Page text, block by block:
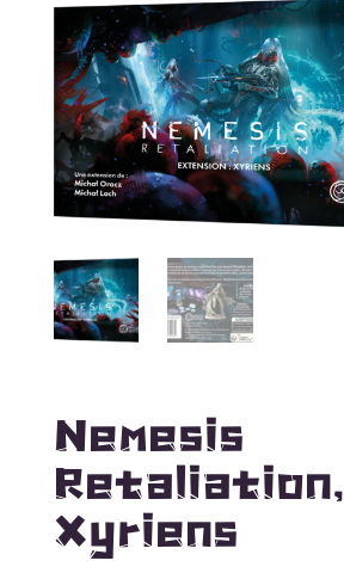
Nemesis
Retaliation,
Xyriens